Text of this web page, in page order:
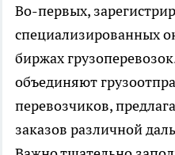
Во-первых,
специализированных
биржах
объединяют
перевозчиков,
заказов различной